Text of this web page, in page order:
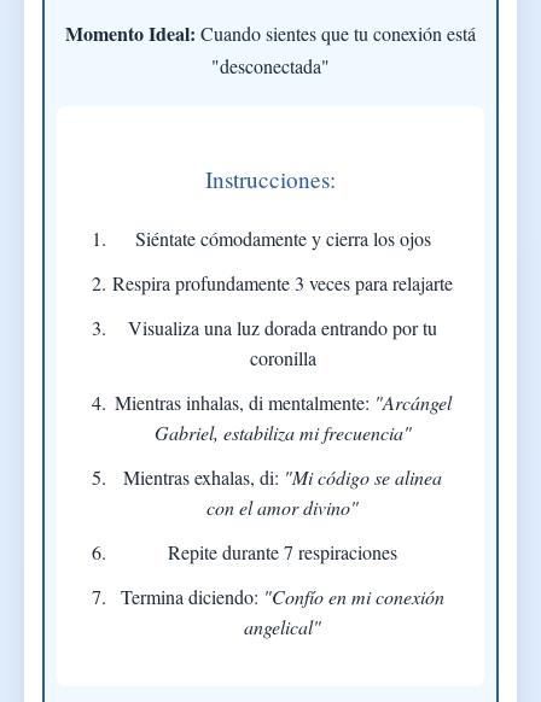
Momento Ideal: Cuando sientes que tu conexión está
"desconectada"
Instrucciones:
Siéntate cómodamente y cierra los ojos
Respira profundamente 3 veces para relajarte
Visualiza una luz dorada entrando por tu
coronilla
Mientras inhalas, di mentalmente: "Arcángel
Gabriel, estabiliza mi frecuencia"
Mientras exhalas, di: "Mi código se alinea
con el amor divino"
Repite durante 7 respiraciones
Termina diciendo: "Confío en mi conexión
angelical"